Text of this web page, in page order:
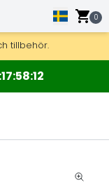
0
och dekorationer.
tillbehör.
175811